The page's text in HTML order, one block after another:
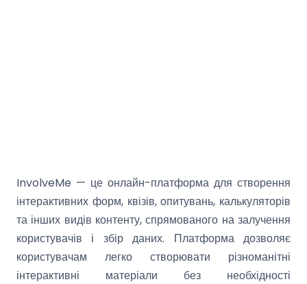
InvolveMe — це онлайн-платформа для створення
інтерактивних форм, квізів, опитувань, калькуляторів
та інших видів контенту, спрямованого на залучення
користувачів і збір даних. Платформа дозволяє
користувачам легко створювати різноманітні
інтерактивні матеріали без необхідності